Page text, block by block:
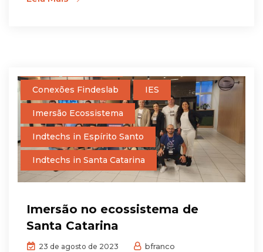
Conexões Findeslab IES
Imersão Ecossistema
Indtechs in Espírito Santo
Indtechs in Santa Catarina
Imersão no ecossistema de
Santa Catarina
23 de agosto de 2023 bfranco